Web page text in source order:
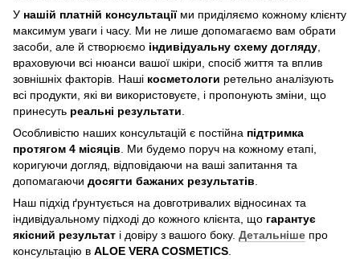
У нашій платній консультаціїми приділяємо кожному клієнту
максимум уваги і часу. Ми не лише допомагаємо вам обрати
засоби, але й створюємо індивідуальну схему догляду
враховуючи всі нюанси вашої шкіри, спосіб життя та вплив
зовнішніх факторів. Наші косметологи ретельно аналізують
всі продукти, які ви використовуєте, і пропонують зміни, що
принесуть реальні результати
Особливістю наших консультацій є постійна підтримка
протягом 4 місяців . Ми будемо поруч на кожному етапі,
коригуючи догляд, відповідаючи на ваші запитання та
допомагаючи досягти бажаних результатів
Наш підхід ґрунтується на довготривалих відносинах та
індивідуальному підході до кожного клієнта, що гарантує
якісний результат і довіру з вашого боку. Детальніше про
консультацію в ALOE VERA COSMETICS